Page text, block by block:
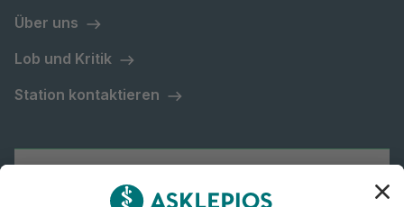
Über uns
Lob und Kritik
Station kontaktieren
Asklepios Gruppe